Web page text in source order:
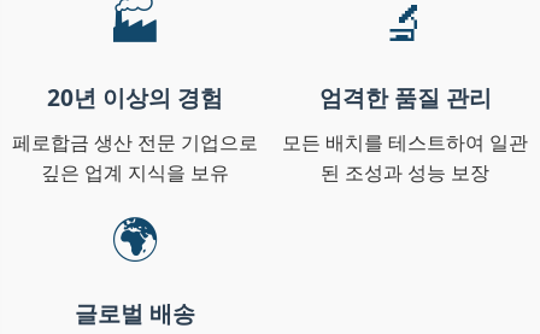
🏭
20년 이상의 경험
페로합금 생산 전문 기업으로
깊은 업계 지식을 보유
🔬
엄격한 품질 관리
모든 배치를 테스트하여 일관
된 조성과 성능 보장
🌍
글로벌 배송